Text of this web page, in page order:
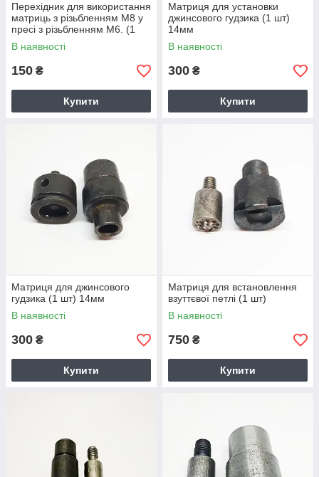
Перехідник для використання
матриць з різьбленням М8 у
пресі з різьбленням М6. (1
шт).
В наявності
150 ₴
Купити
Матриця для установки
джинсового гудзика (1 шт)
14мм
В наявності
300 ₴
Купити
Матриця для джинсового
гудзика (1 шт) 14мм
В наявності
300 ₴
Купити
Матриця для встановлення
взуттєвої петлі (1 шт)
В наявності
750 ₴
Купити